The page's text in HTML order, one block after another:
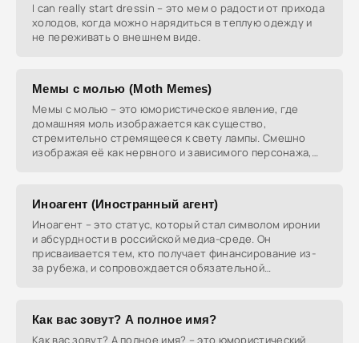
I can really start dressin – это мем о радости от прихода
холодов, когда можно нарядиться в теплую одежду и
не переживать о внешнем виде.
Мемы с молью (Moth Memes)
Мемы с молью – это юмористическое явление, где
домашняя моль изображается как существо,
стремительно стремящееся к свету лампы. Смешно
изображая её как нервного и зависимого персонажа,
Иноагент (Иностранный агент)
Иноагент – это статус, который стал символом иронии
и абсурдности в российской медиа-среде. Он
присваивается тем, кто получает финансирование из-
за рубежа, и сопровождается обязательной
Как вас зовут? А полное имя?
Как вас зовут? А полное имя? – это юмористический